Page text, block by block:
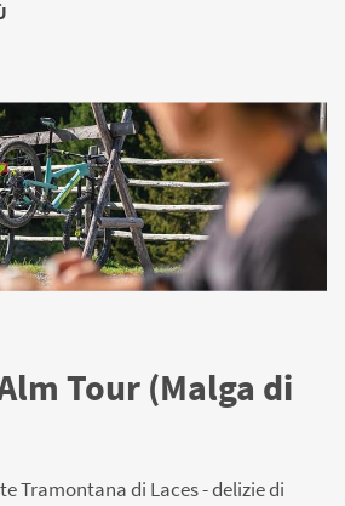
Tour (Malga di
Tramontana di Laces - delizie di